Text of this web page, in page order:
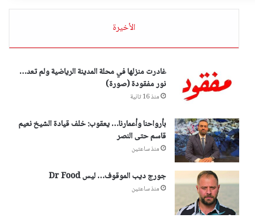
الأخيرة
غادرت منزلها في محلة المدينة الرياضية ولم تعد…
نور مفقودة (صورة)
منذ 16 ثانية
بأرواحنا وأعمارنا… يعقوب: خلف قيادة الشيخ نعيم
قاسم حتى النصر
منذ ساعتين
جورج ديب الموقوف… ليس Dr Food
منذ ساعتين